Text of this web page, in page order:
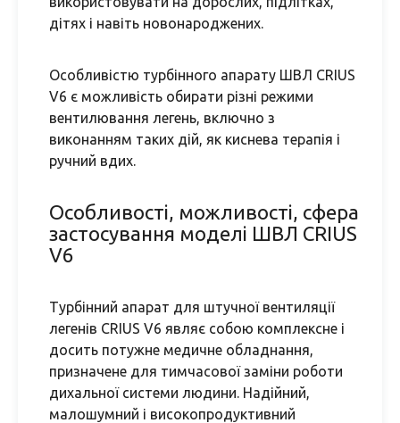
дітях і навіть новонароджених.
Особливістю турбінного апарату ШВЛ CRIUS
V6 є можливість обирати різні режими
вентилювання легень, включно з
виконанням таких дій, як киснева терапія і
ручний вдих.
Особливості, можливості, сфера
застосування моделі ШВЛ CRIUS
V6
Турбінний апарат для штучної вентиляції
легенів CRIUS V6 являє собою комплексне і
досить потужне медичне обладнання,
призначене для тимчасової заміни роботи
дихальної системи людини. Надійний,
малошумний і високопродуктивний